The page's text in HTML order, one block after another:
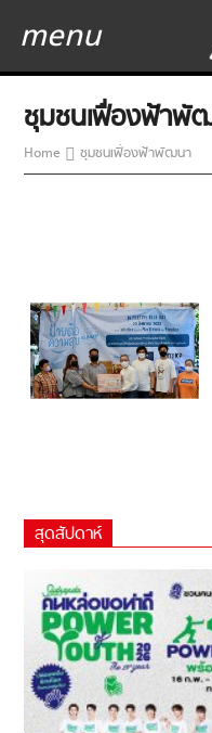
menu
ชุมชนเฟื่องฟ้าพั
Home ชุมชนเฟื่องฟ้าพัฒนา
สุดสัปดาห์